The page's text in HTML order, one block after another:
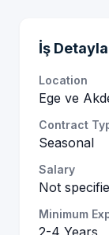
İş
Location
Ege ve
Contract
Seasonal
Salary
Not
Minimum
2-4 Years